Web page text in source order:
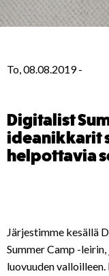
To, 08.08.2019-
Digitalist
ideanikkarit
helpottavia
Järjestimme kesällä
Summer Camp -
luovuuden